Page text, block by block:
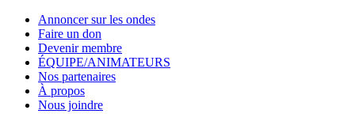
Annoncer sur les ondes
Faire un don
Devenir membre
ÉQUIPE/ANIMATEURS
Nos partenaires
À propos
Nous joindre